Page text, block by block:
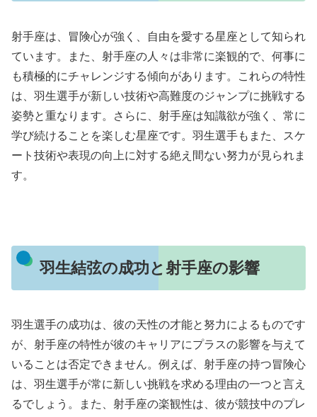
射手座は、冒険心が強く、自由を愛する星座として知られ
ています。また、射手座の人々は非常に楽観的で、何事に
も積極的にチャレンジする傾向があります。これらの特性
は、羽生選手が新しい技術や高難度のジャンプに挑戦する
姿勢と重なります。さらに、射手座は知識欲が強く、常に
学び続けることを楽しむ星座です。羽生選手もまた、スケ
ート技術や表現の向上に対する絶え間ない努力が見られま
す。
羽生結弦の成功と射手座の影響
羽生選手の成功は、彼の天性の才能と努力によるものです
が、射手座の特性が彼のキャリアにプラスの影響を与えて
いることは否定できません。例えば、射手座の持つ冒険心
は、羽生選手が常に新しい挑戦を求める理由の一つと言え
るでしょう。また、射手座の楽観性は、彼が競技中のプレ